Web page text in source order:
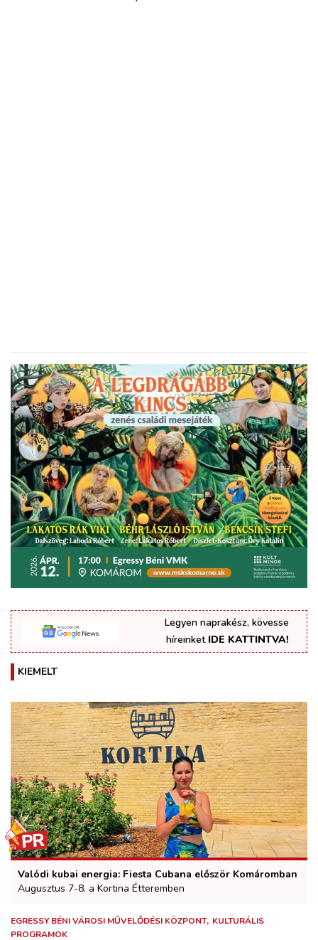
Legyen naprakész, kövesse
híreinket IDE KATTINTVA!
KIEMELT
Valódi kubai energia: Fiesta Cubana először Komáromban
Augusztus 7-8. a Kortina Étteremben
EGRESSY BÉNI VÁROSI MŰVELŐDÉSI KÖZPONT KULTURÁLIS
PROGRAMOK